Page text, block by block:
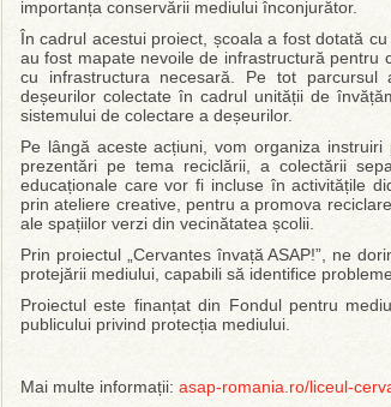
importanța conservării mediului înconjurător.
În cadrul acestui proiect, școala a fost dotată
au fost mapate nevoile de infrastructură pentru
cu infrastructura necesară. Pe tot
deșeurilor colectate în cadrul unității de
sistemului de colectare a deșeurilor.
Pe lângă aceste acțiuni, vom organiza
prezentări pe tema reciclării, a colectării
educaționale care vor fi incluse în activitățile
prin ateliere creative, pentru a promova
ale spațiilor verzi din vecinătatea școlii.
Prin proiectul „Cervantes învață ASAP!”, ne
protejării mediului, capabili să identifice
Proiectul este finanțat din Fondul pentru
publicului privind protecția mediului.
Mai multe informații: asap-romania.ro/liceul-